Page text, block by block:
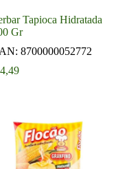
Tapioca Hidratada
Gr
8700000052772
4,49